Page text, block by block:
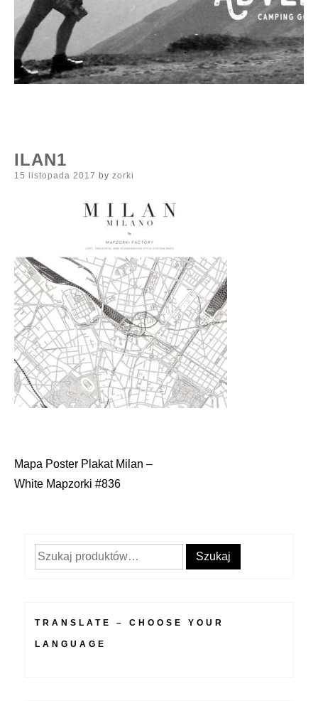
ILAN1
Posted
15 listopada 2017 by zorki
Nawigacja
Mapa Poster Plakat Milan –
White Mapzorki #836
Szukaj: Szukaj
TRANSLATE – CHOOSE YOUR
LANGUAGE